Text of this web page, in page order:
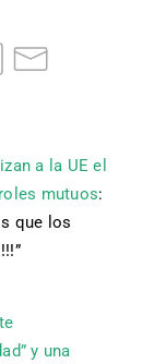
a la UE el
mutuos:
que los
”
y una